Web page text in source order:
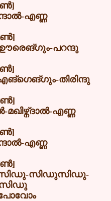
എണ്ണ
ഊരെങ്ഗും-പറന്ദു
തിരിന്ദു
മഖിഴ്ന്ദാൽ-എണ്ണ
എണ്ണ
സിഡുസിഡു-